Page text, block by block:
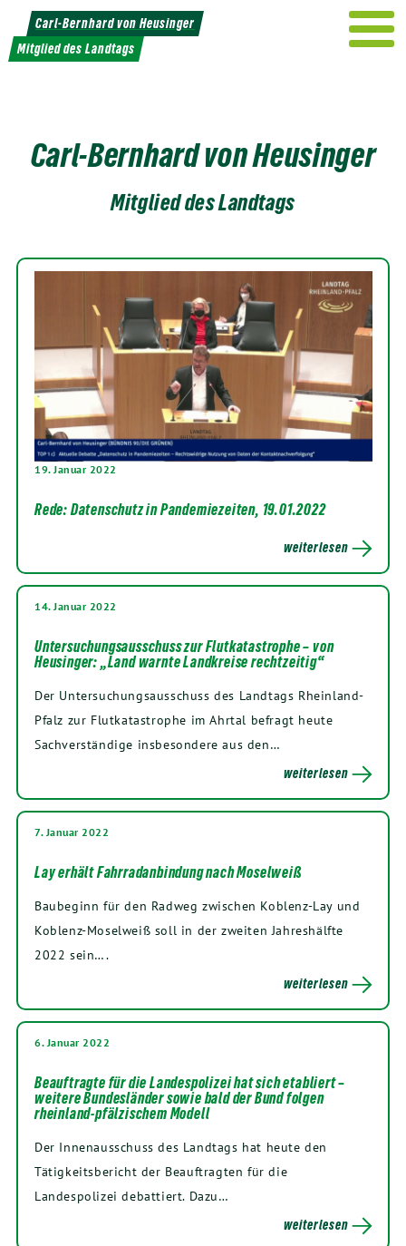
Weiter
zum
Inhalt
Carl-Bernhard von Heusinger
Mitglied des Landtags
Carl-Bernhard von Heusinger
Mitglied des Landtags
19. Januar 2022
Rede: Datenschutz in Pandemiezeiten, 19.01.2022
weiterlesen
14. Januar 2022
Untersuchungsausschuss zur Flutkatastrophe – von
Heusinger: „Land warnte Landkreise rechtzeitig“
Der Untersuchungsausschuss des Landtags Rheinland-
Pfalz zur Flutkatastrophe im Ahrtal befragt heute
Sachverständige insbesondere aus den…
weiterlesen
7. Januar 2022
Lay erhält Fahrradanbindung nach Moselweiß
Baubeginn für den Radweg zwischen Koblenz-Lay und
Koblenz-Moselweiß soll in der zweiten Jahreshälfte
2022 sein….
weiterlesen
6. Januar 2022
Beauftragte für die Landespolizei hat sich etabliert –
weitere Bundesländer sowie bald der Bund folgen
rheinland-pfälzischem Modell
Der Innenausschuss des Landtags hat heute den
Tätigkeitsbericht der Beauftragten für die
Landespolizei debattiert. Dazu…
weiterlesen